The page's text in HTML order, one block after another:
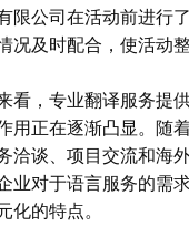
限公司在活动前进行
况及时配合，使活动
看，专业翻译服务提
用正在逐渐凸显。随
洽谈、项目交流和海
业对于语言服务的需
化的特点。